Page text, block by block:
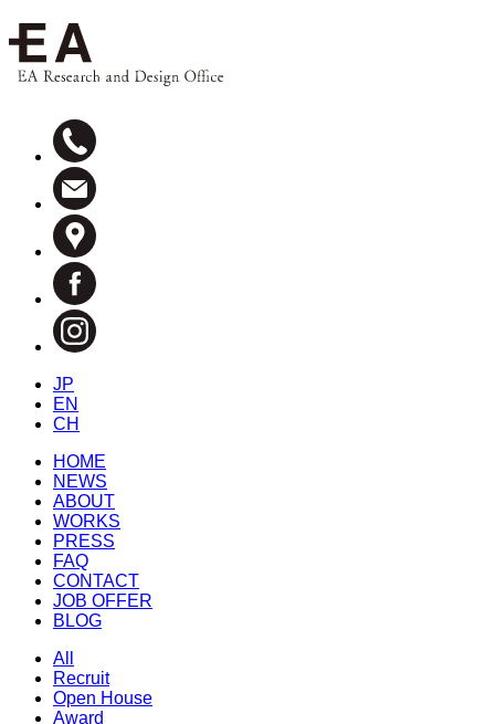
JP
EN
CH
HOME
NEWS
ABOUT
WORKS
PRESS
FAQ
CONTACT
JOB OFFER
BLOG
All
Recruit
Open House
Award